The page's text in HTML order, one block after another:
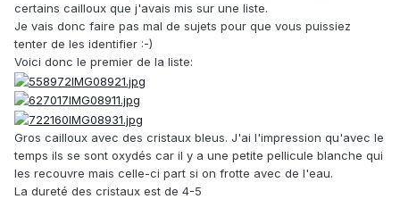
certains cailloux que j'avais mis sur une liste.
Je vais donc faire pas mal de sujets pour que vous puissiez
tenter de les identifier :-)
Voici donc le premier de la liste:
Gros cailloux avec des cristaux bleus. J'ai l'impression qu'avec le
temps ils se sont oxydés car il y a une petite pellicule blanche qui
les recouvre mais celle-ci part si on frotte avec de l'eau.
La dureté des cristaux est de 4-5